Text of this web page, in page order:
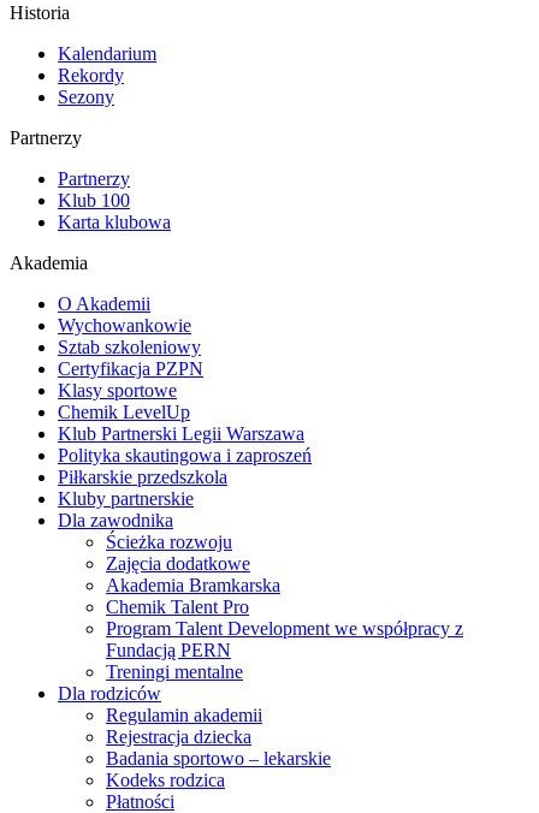
Historia
Kalendarium
Rekordy
Sezony
Partnerzy
Partnerzy
Klub 100
Karta klubowa
Akademia
O Akademii
Wychowankowie
Sztab szkoleniowy
Certyfikacja PZPN
Klasy sportowe
Chemik LevelUp
Klub Partnerski Legii Warszawa
Polityka skautingowa i zaproszeń
Piłkarskie przedszkola
Kluby partnerskie
Dla zawodnika
Ścieżka rozwoju
Zajęcia dodatkowe
Akademia Bramkarska
Chemik Talent Pro
Program Talent Development we współpracy z
Fundacją PERN
Treningi mentalne
Dla rodziców
Regulamin akademii
Rejestracja dziecka
Badania sportowo – lekarskie
Kodeks rodzica
Płatności